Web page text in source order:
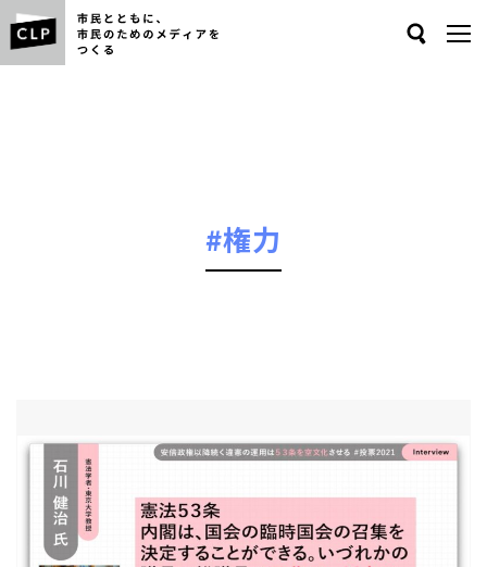
#権力